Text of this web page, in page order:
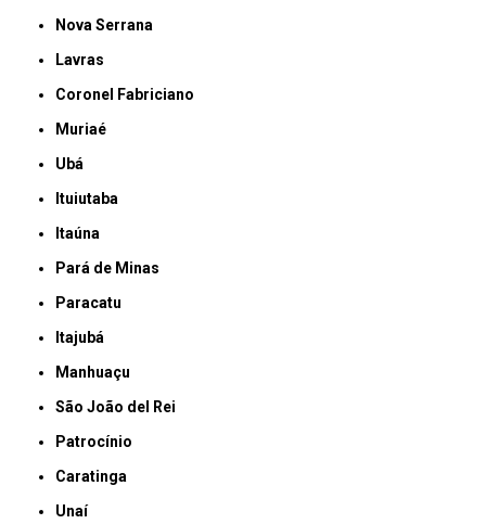
Nova Serrana
Lavras
Coronel Fabriciano
Muriaé
Ubá
Ituiutaba
Itaúna
Pará de Minas
Paracatu
Itajubá
Manhuaçu
São João del Rei
Patrocínio
Caratinga
Unaí